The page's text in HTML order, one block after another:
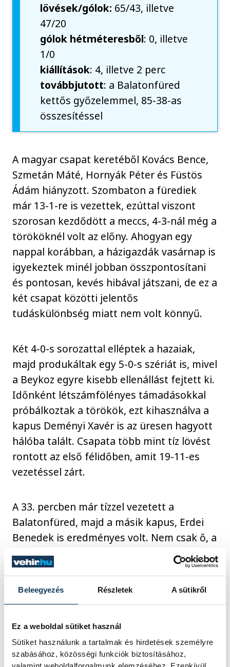
Beleegyezés Részletek A sütikről
Ez a weboldal sütiket használ
Sütiket használunk a tartalmak és hirdetések személyre
szabásához, közösségi funkciók biztosításához,
lövések/gólok: 65/43, illetve
47/20
gólok hétméteresből: 0, illetve
1/0
kiállítások: 4, illetve 2 perc
továbbjutott: a Balatonfüred
kettős győzelemmel, 85-38-as
összesítéssel
A magyar csapat keretéből Kovács Bence,
Szmetán Máté, Hornyák Péter és Füstös
Ádám hiányzott. Szombaton a fürediek
már 13-1-re is vezettek, ezúttal viszont
szorosan kezdődött a meccs, 4-3-nál még a
törököknél volt az előny. Ahogyan egy
nappal korábban, a házigazdák vasárnap is
igyekeztek minél jobban összpontosítani
és pontosan, kevés hibával játszani, de ez a
két csapat közötti jelentős
tudáskülönbség miatt nem volt könnyű.
Két 4-0-s sorozattal elléptek a hazaiak,
majd produkáltak egy 5-0-s szériát is, mivel
a Beykoz egyre kisebb ellenállást fejtett ki.
Időnként létszámfölényes támadásokkal
próbálkoztak a törökök, ezt kihasználva a
kapus Deményi Xavér is az üresen hagyott
hálóba talált. Csapata több mint tíz lövést
rontott az első félidőben, amit 19-11-es
vezetéssel zárt.
A 33. percben már tízzel vezetett a
Balatonfüred, majd a másik kapus, Erdei
Benedek is eredményes volt. Nem csak ő, a
többi magyar cserejátékos is pályára
lépett, ezzel a hazaiak új lendületet kaptak,
az 53. percben már húszgólos előnyben
török Adnan Tayfur lett hét találattal. A